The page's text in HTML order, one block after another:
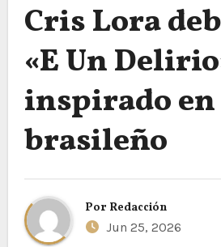
Cris Lora
«E Un
inspirado
brasileño
Por Redacción
Jun 25, 2026